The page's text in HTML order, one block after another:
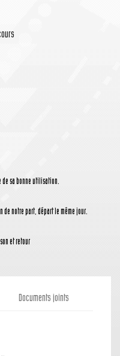
de sa bonne utilisation.
de notre part, départ le même jour.
et retour
Documents joints